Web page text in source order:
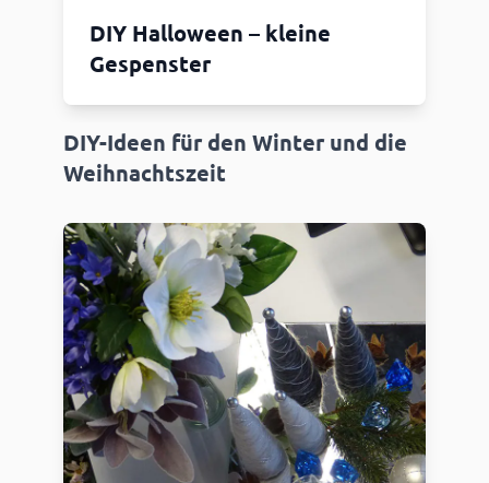
DIY Halloween – kleine
Gespenster
DIY-Ideen für den Winter und die
Weihnachtszeit